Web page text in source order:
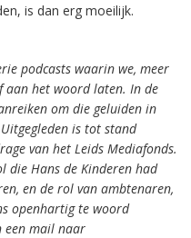
is dan erg moeilijk.
podcasts waarin we, meer
aan het woord laten. In de
om die geluiden in
is tot stand
van het Leids Mediafonds.
die Hans de Kinderen had
en de rol van ambtenaren,
openhartig te woord
een mail naar